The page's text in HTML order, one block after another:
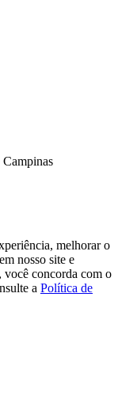
melhorar o
nosso site e
você concorda com o
a Política de